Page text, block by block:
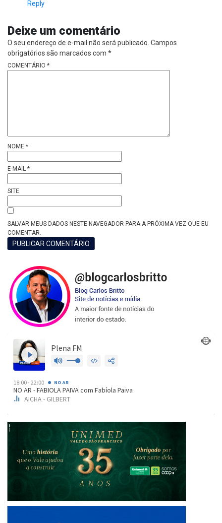
Reply
Deixe um comentário
O seu endereço de e-mail não será publicado. Campos
obrigatórios são marcados com *
COMENTÁRIO *
NOME *
E-MAIL *
SITE
SALVAR MEUS DADOS NESTE NAVEGADOR PARA A PRÓXIMA VEZ QUE EU
COMENTAR.